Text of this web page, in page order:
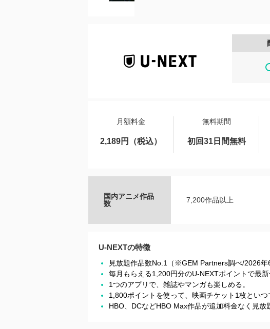
月額料金 無料期間
2,189円（税込） 初回31日間無料
国内アニメ作品
数
7,200作品以上
U-NEXTの特徴
見放題作品数No.1（※GEM Partners調べ/2026年6
毎月もらえる1,200円分のU-NEXTポイントで最新
1つのアプリで、雑誌やマンガも楽しめる。
1,800ポイントを使って、映画チケット1枚とい
HBO、DCなどHBO Max作品が追加料金なく見放